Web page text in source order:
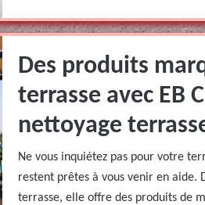
Des produits
terrasse avec EB
nettoyage
Ne vous inquiétez pas pour votre
restent prêtes à vous venir en aide.
terrasse, elle offre des produits de